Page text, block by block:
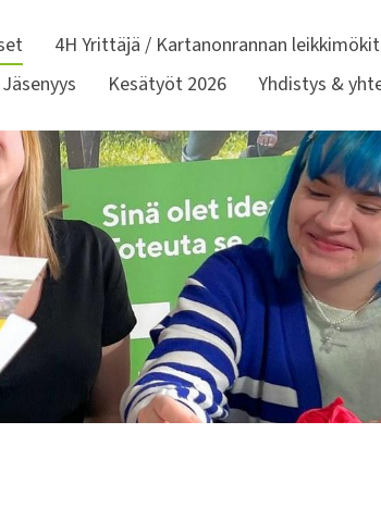
4H Yrittäjä / Kartanonrannan leikkimökit
Jäsenyys Kesätyöt 2026 Yhdistys &